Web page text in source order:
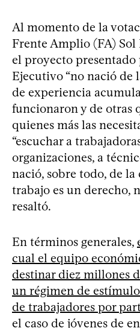
Al momento de la
Frente Amplio (FA)
el proyecto presentado
Ejecutivo “no nació de
de experiencia
funcionaron y de otras
quienes más las
“escuchar a
organizaciones, a
nació, sobre todo, de
trabajo es un derecho,
resaltó.
En términos generales,
cual el equipo
destinar diez millones
un régimen de
de trabajadores por
el caso de jóvenes de